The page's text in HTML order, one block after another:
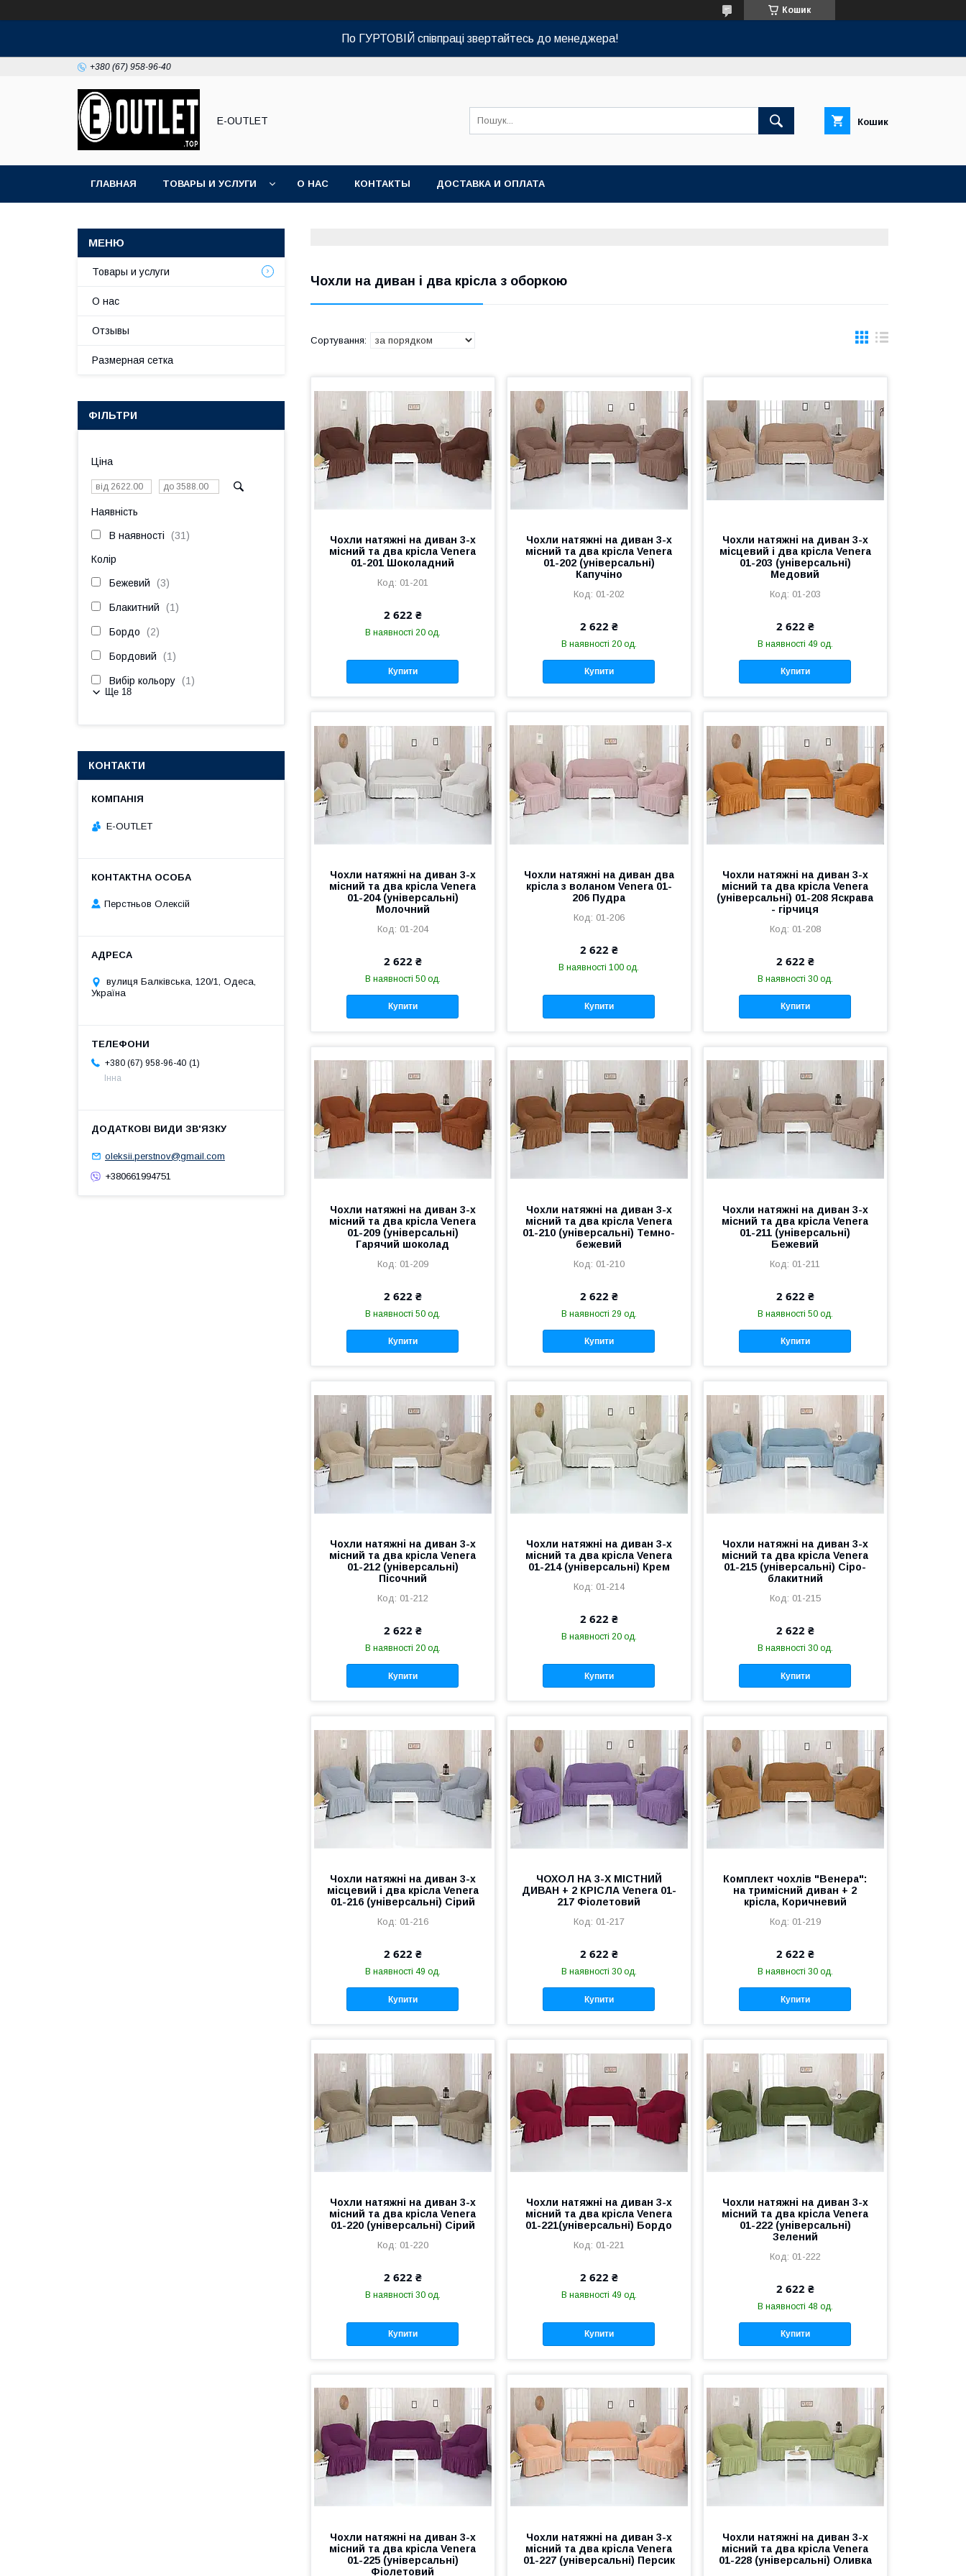
Кошик
По ГУРТОВІЙ співпраці звертайтесь до менеджера!
+380 (67) 958-96-40
E-OUTLET Кошик
ГЛАВНАЯ ТОВАРЫ И УСЛУГИ О НАС КОНТАКТЫ ДОСТАВКА И ОПЛАТА
Чохли на диван і два крісла з оборкою
Чохли натяжні на диван 3-х
місний та два крісла Venera
01-201 Шоколадний
01-201
2 622 ₴
В наявності 20 од.
Купити
Чохли натяжні на диван 3-х
місний та два крісла Venera
01-202 (універсальні)
Капучіно
01-202
2 622 ₴
В наявності 20 од.
Купити
Чохли натяжні на диван 3-х
місцевий і два крісла Venera
01-203 (універсальні)
Медовий
01-203
2 622 ₴
В наявності 49 од.
Купити
Чохли натяжні на диван 3-х
місний та два крісла Venera
01-204 (універсальні)
Молочний
01-204
2 622 ₴
В наявності 50 од.
Купити
Чохли натяжні на диван два
крісла з воланом Venera 01-
206 Пудра
01-206
2 622 ₴
В наявності 100 од.
Купити
Чохли натяжні на диван 3-х
місний та два крісла Venera
(універсальні) 01-208 Яскрава
- гірчиця
01-208
2 622 ₴
В наявності 30 од.
Купити
Чохли натяжні на диван 3-х
місний та два крісла Venera
01-209 (універсальні)
Гарячий шоколад
01-209
2 622 ₴
В наявності 50 од.
Купити
Чохли натяжні на диван 3-х
місний та два крісла Venera
01-210 (універсальні) Темно-
бежевий
01-210
2 622 ₴
В наявності 29 од.
Купити
Чохли натяжні на диван 3-х
місний та два крісла Venera
01-211 (універсальні)
Бежевий
01-211
2 622 ₴
В наявності 50 од.
Купити
Чохли натяжні на диван 3-х
місний та два крісла Venera
01-212 (універсальні)
Пісочний
01-212
2 622 ₴
В наявності 20 од.
Купити
Чохли натяжні на диван 3-х
місний та два крісла Venera
01-214 (універсальні) Крем
01-214
2 622 ₴
В наявності 20 од.
Купити
Чохли натяжні на диван 3-х
місний та два крісла Venera
01-215 (універсальні) Сіро-
блакитний
01-215
2 622 ₴
В наявності 30 од.
Купити
Чохли натяжні на диван 3-х
місцевий і два крісла Venera
01-216 (універсальні) Сірий
01-216
2 622 ₴
В наявності 49 од.
Купити
ЧОХОЛ НА 3-Х МІСТНИЙ
ДИВАН + 2 КРІСЛА Venera 01-
217 Фіолетовий
01-217
2 622 ₴
В наявності 30 од.
Купити
Комплект чохлів "Венера":
на тримісний диван + 2
крісла, Коричневий
01-219
2 622 ₴
В наявності 30 од.
Купити
Чохли натяжні на диван 3-х
місний та два крісла Venera
01-220 (універсальні) Сірий
01-220
2 622 ₴
В наявності 30 од.
Купити
Чохли натяжні на диван 3-х
місний та два крісла Venera
01-221(універсальні) Бордо
01-221
2 622 ₴
В наявності 49 од.
Купити
Чохли натяжні на диван 3-х
місний та два крісла Venera
01-222 (універсальні)
Зелений
01-222
2 622 ₴
В наявності 48 од.
Купити
Чохли натяжні на диван 3-х
місний та два крісла Venera
01-225 (універсальні)
Фіолетовий
Чохли натяжні на диван 3-х
місний та два крісла Venera
01-227 (універсальні) Персик
Чохли натяжні на диван 3-х
місний та два крісла Venera
01-228 (універсальні) Оливка
Товары и услуги
О нас
Отзывы
Размерная сетка
ФІЛЬТРИ
Ціна
Наявність
В наявності 31
Колір
Бежевий 3
Блакитний 1
Бордо 2
Бордовий 1
Вибір кольору 1
Ще 18
КОНТАКТИ
E-OUTLET
Перстньов Олексій
вулиця Балківська, 120/1, Одеса,
Україна
+380 (67) 958-96-40 1
Інна
oleksii.perstnov@gmail.com
+380661994751